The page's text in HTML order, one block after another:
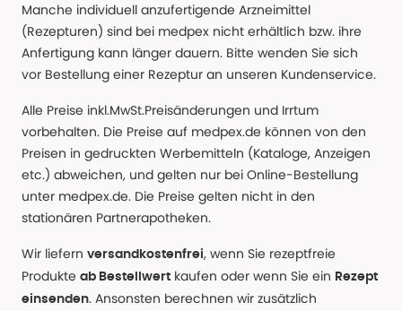
Manche individuell anzufertigende Arzneimittel
(Rezepturen) sind bei medpex nicht erhältlich bzw. ihre
Anfertigung kann länger dauern. Bitte wenden Sie sich
vor Bestellung einer Rezeptur an unseren Kundenservice.
Alle Preise inkl.MwSt.Preisänderungen und Irrtum
vorbehalten. Die Preise auf medpex.de können von den
Preisen in gedruckten Werbemitteln (Kataloge, Anzeigen
etc.) abweichen, und gelten nur bei Online-Bestellung
unter medpex.de. Die Preise gelten nicht in den
stationären Partnerapotheken.
Wir liefern versandkostenfrei, wenn Sie rezeptfreie
Produkte ab Bestellwert kaufen oder wenn Sie ein Rezept
einsenden. Ansonsten berechnen wir zusätzlich